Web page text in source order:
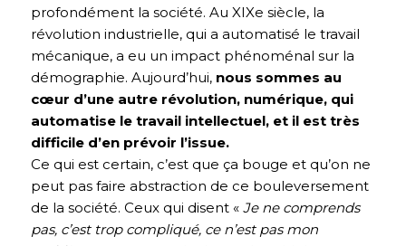
profondément la société. Au XIXe siècle, la
révolution industrielle, qui a automatisé le travail
mécanique, a eu un impact phénoménal sur la
démographie. Aujourd’hui, nous sommes au
cœur d’une autre révolution, numérique, qui
automatise le travail intellectuel, et il est très
difficile d’en prévoir l’issue.
Ce qui est certain, c’est que ça bouge et qu’on ne
peut pas faire abstraction de ce bouleversement
de la société. Ceux qui disent « Je ne comprends
pas, c’est trop compliqué, ce n’est pas mon